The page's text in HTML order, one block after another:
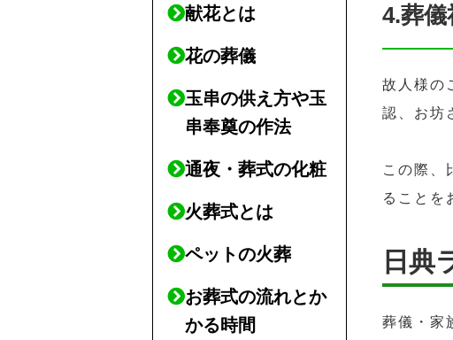
4.葬
故人様の
認、お坊
この際、
ることを
日典
葬儀・家
献花とは
花の葬儀
玉串の供え方や玉
串奉奠の作法
通夜・葬式の化粧
火葬式とは
ペットの火葬
お葬式の流れとか
かる時間